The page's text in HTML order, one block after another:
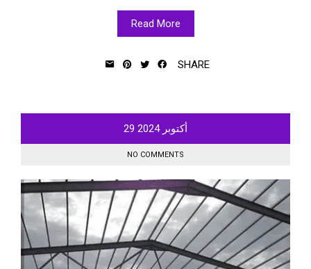
Read More
SHARE
أكتوبر 29 2024
NO COMMENTS